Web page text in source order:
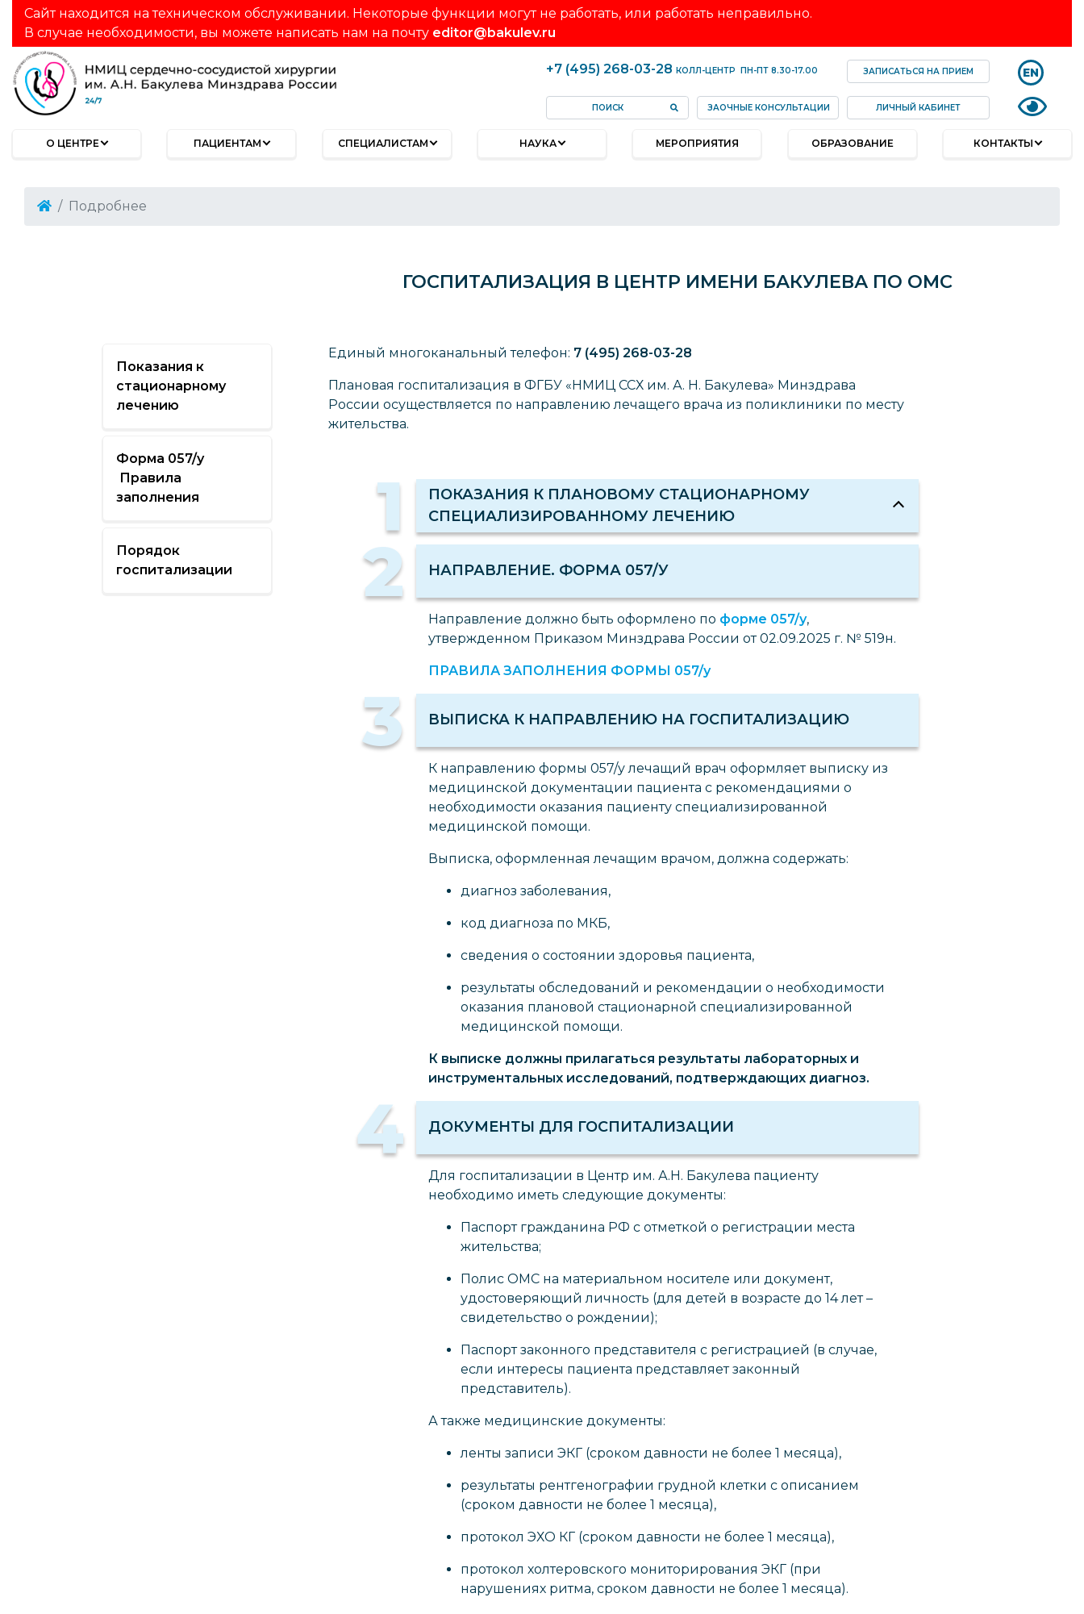
Сайт находится на техническом обслуживании. Некоторые функции могут не работать, или работать неправильно.
В случае необходимости, вы можете написать нам на почту editor@bakulev.ru
+7 (495) 268-03-28 КОЛЛ-ЦЕНТР ПН-ПТ 8.30-17.00 ЗАПИСАТЬСЯ НА ПРИЕМ
ЗАОЧНЫЕ КОНСУЛЬТАЦИИ ЛИЧНЫЙ КАБИНЕТ
EN
О ЦЕНТРЕ ПАЦИЕНТАМ СПЕЦИАЛИСТАМ НАУКА МЕРОПРИЯТИЯ ОБРАЗОВАНИЕ КОНТАКТЫ
Подробнее
ГОСПИТАЛИЗАЦИЯ В ЦЕНТР ИМЕНИ БАКУЛЕВА ПО ОМС
Показания к
стационарному
лечению
Форма 057/у
Правила
заполнения
Порядок
госпитализации
Единый многоканальный телефон: 7 (495) 268-03-28
Плановая госпитализация в ФГБУ «НМИЦ ССХ им. А. Н. Бакулева» Минздрава
России осуществляется по направлению лечащего врача из поликлиники по месту
жительства.
1
ПОКАЗАНИЯ К ПЛАНОВОМУ СТАЦИОНАРНОМУ
СПЕЦИАЛИЗИРОВАННОМУ ЛЕЧЕНИЮ
2 НАПРАВЛЕНИЕ. ФОРМА 057/У
Направление должно быть оформлено по форме 057/у,
утвержденном Приказом Минздрава России от 02.09.2025 г. № 519н.
ПРАВИЛА ЗАПОЛНЕНИЯ ФОРМЫ 057/у
3 ВЫПИСКА К НАПРАВЛЕНИЮ НА ГОСПИТАЛИЗАЦИЮ
К направлению формы 057/у лечащий врач оформляет выписку из
медицинской документации пациента с рекомендациями о
необходимости оказания пациенту специализированной
медицинской помощи.
Выписка, оформленная лечащим врачом, должна содержать:
диагноз заболевания,
код диагноза по МКБ,
сведения о состоянии здоровья пациента,
результаты обследований и рекомендации о необходимости
оказания плановой стационарной специализированной
медицинской помощи.
К выписке должны прилагаться результаты лабораторных и
инструментальных исследований, подтверждающих диагноз.
4 ДОКУМЕНТЫ ДЛЯ ГОСПИТАЛИЗАЦИИ
Для госпитализации в Центр им. А.Н. Бакулева пациенту
необходимо иметь следующие документы:
Паспорт гражданина РФ с отметкой о регистрации места
жительства;
Полис ОМС на материальном носителе или документ,
удостоверяющий личность (для детей в возрасте до 14 лет –
свидетельство о рождении);
Паспорт законного представителя с регистрацией (в случае,
если интересы пациента представляет законный
представитель).
А также медицинские документы:
ленты записи ЭКГ (сроком давности не более 1 месяца),
результаты рентгенографии грудной клетки с описанием
(сроком давности не более 1 месяца),
протокол ЭХО КГ (сроком давности не более 1 месяца),
протокол холтеровского мониторирования ЭКГ (при
нарушениях ритма, сроком давности не более 1 месяца).